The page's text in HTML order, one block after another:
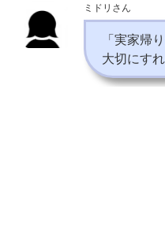
ミドリさん
「実家帰
大切にす